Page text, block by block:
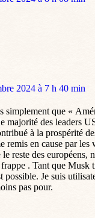
2024 à 7 h 40 min
simplement que «
majorité des leaders
à la prospérité
remis en cause par les
reste des européens,
. Tant que Musk
possible. Je suis
pas pour.